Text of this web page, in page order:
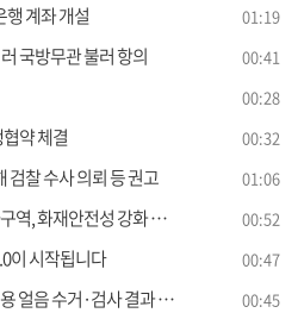
계좌 개설 01:19
국방무관 불러 항의 00:41
00:28
약 체결 00:32
검찰 수사 의뢰 등 권고 01:06
, 화재안전성 강화 필요 00:52
이 시작됩니다 00:47
음 수거·검사 결과 발표 00:45